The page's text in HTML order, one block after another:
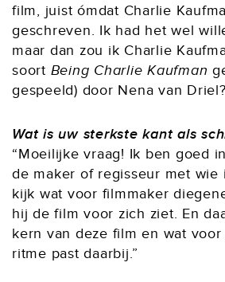
film, juist ómdat Charlie
geschreven. Ik had het wel
maar dan zou ik Charlie
soort Being Charlie Kaufman
gespeeld) door Nena van
Wat is uw sterkste kant als
“Moeilijke vraag! Ik ben goed
de maker of regisseur met wie
kijk wat voor filmmaker
hij de film voor zich ziet. En
kern van deze film en wat
ritme past daarbij.”